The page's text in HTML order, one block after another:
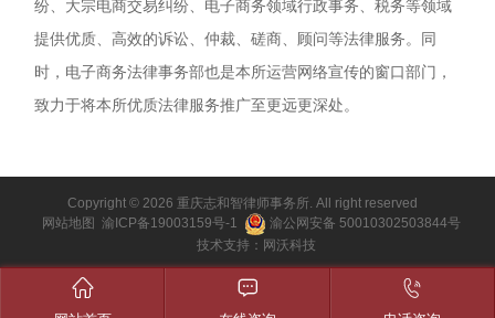
纷、大宗电商交易纠纷、电子商务领域行政事务、税务等领域
提供优质、高效的诉讼、仲裁、磋商、顾问等法律服务。同
时，电子商务法律事务部也是本所运营网络宣传的窗口部门，
致力于将本所优质法律服务推广至更远更深处。
Copyright © 2026 重庆志和智律师事务所. All right reserved
网站地图
渝ICP备19003159号-1
渝公网安备 50010302503844号
技术支持： 网沃科技
  